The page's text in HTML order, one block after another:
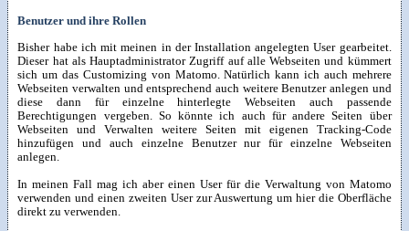
Benutzer und ihre Rollen
Bisher habe ich mit meinen in der Installation angelegten User gearbeitet.
Dieser hat als Hauptadministrator Zugriff auf alle Webseiten und kümmert
sich um das Customizing von Matomo. Natürlich kann ich auch mehrere
Webseiten verwalten und entsprechend auch weitere Benutzer anlegen und
diese dann für einzelne hinterlegte Webseiten auch passende
Berechtigungen vergeben. So könnte ich auch für andere Seiten über
Webseiten und Verwalten weitere Seiten mit eigenen Tracking-Code
hinzufügen und auch einzelne Benutzer nur für einzelne Webseiten
anlegen.
In meinen Fall mag ich aber einen User für die Verwaltung von Matomo
verwenden und einen zweiten User zur Auswertung um hier die Oberfläche
direkt zu verwenden.